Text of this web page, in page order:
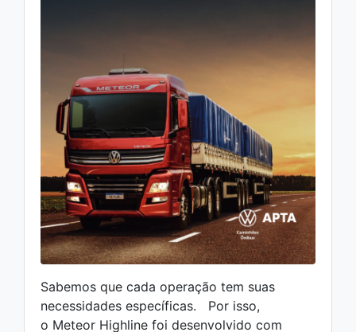
Sabemos que cada operação tem suas
necessidades específicas. Por isso,
o Meteor Highline foi desenvolvido com